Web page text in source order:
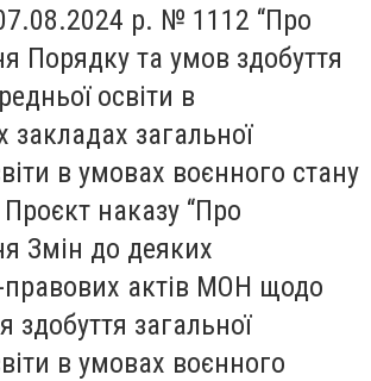
р. № 1112 “Про
Порядку та умов здобуття
освіти в
закладах загальної
в умовах воєнного стану
Проєкт наказу “Про
Змін до деяких
актів МОН щодо
здобуття загальної
в умовах воєнного